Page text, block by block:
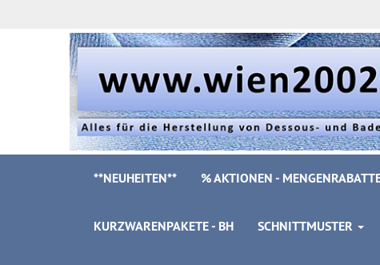
**NEUHEITEN** % AKTIONEN -
KURZWARENPAKETE - BH SCHNITTMUSTER